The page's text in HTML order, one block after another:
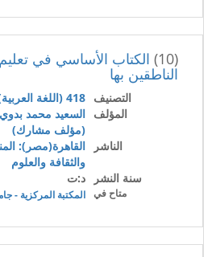
(10) الكتاب الأساسي في تعليم
الناطقين بها
التصنيف 418 (اللغة العربية)
المؤلف السعيد محمد بدوي
(مؤلف مشارك)
الناشر
القاهرة(مصر):
والثقافة والعلوم
سنة النشر
د:ت
متاح في المكتبة المركزية -